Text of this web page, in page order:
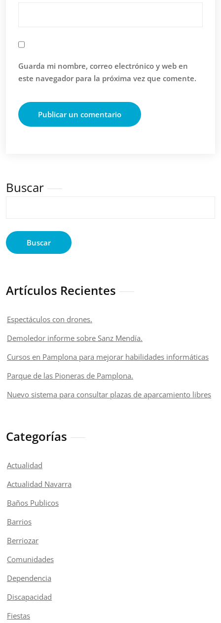
Guarda mi nombre, correo electrónico y web en
este navegador para la próxima vez que comente.
Buscar
Buscar
Artículos Recientes
Espectáculos con drones.
Demoledor informe sobre Sanz Mendía.
Cursos en Pamplona para mejorar habilidades informáticas
Parque de las Pioneras de Pamplona.
Nuevo sistema para consultar plazas de aparcamiento libres
Categorías
Actualidad
Actualidad Navarra
Baños Publicos
Barrios
Berriozar
Comunidades
Dependencia
Discapacidad
Fiestas